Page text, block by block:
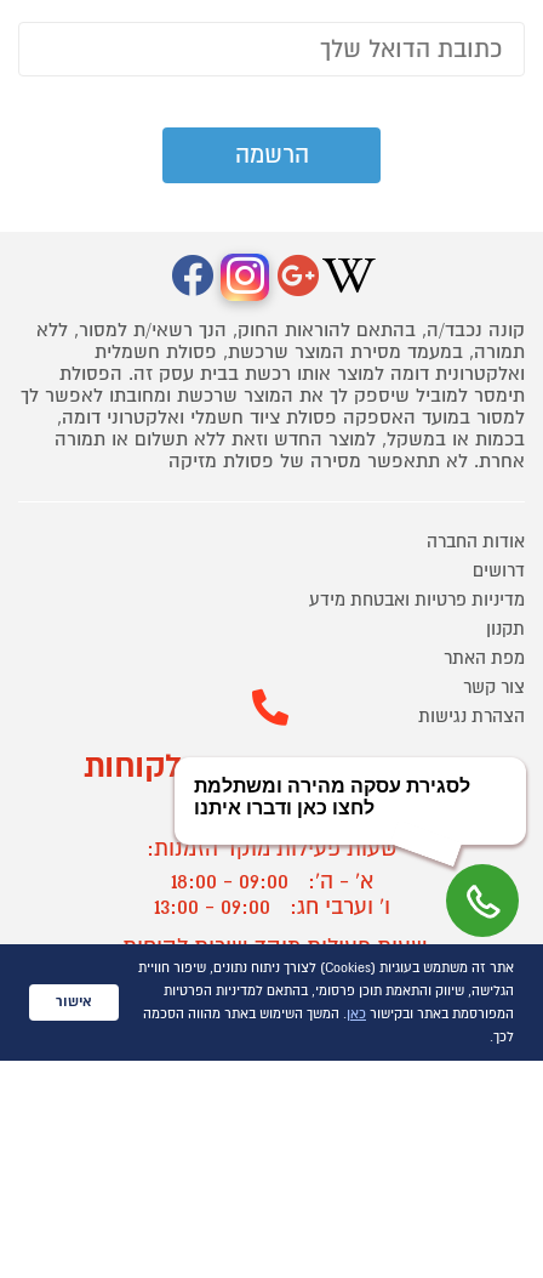
קונה נכבד/ה, בהתאם להוראות החוק, הנך רשאי/ת למסור, ללא
תמורה, במעמד מסירת המוצר שרכשת, פסולת חשמלית
ואלקטרונית דומה למוצר אותו רכשת בבית עסק זה. הפסולת
תימסר למוביל שיספק לך את המוצר שרכשת ומחובתו לאפשר לך
למסור במועד האספקה פסולת ציוד חשמלי ואלקטרוני דומה,
בכמות או במשקל, למוצר החדש וזאת ללא תשלום או תמורה
אחרת. לא תתאפשר מסירה של פסולת מזיקה
אודות החברה
דרושים
מדיניות פרטיות ואבטחת מידע
תקנון
מפת האתר
צור קשר
הצהרת נגישות
מוקד הזמנות ושירות לקוחות
03-9545370
שעות פעילות מוקד הזמנות:
א' - ה':
09:00 - 18:00
ו' וערבי חג:
09:00 - 13:00
שעות פעילות מוקד שירות לקוחות:
א' - ד':
09:00 - 16:30
ה :
09:00 - 16:00
חול המועד
?
אתר זה משתמש בעוגיות (Cookies) לצורך ניתוח נתונים, שיפור חוויית
הגלישה, שיווק והתאמת תוכן פרסומי, בהתאם למדיניות הפרטיות
המפורסמת באתר ובקישור כאן. המשך השימוש באתר מהווה הסכמה
לכך.
אישור